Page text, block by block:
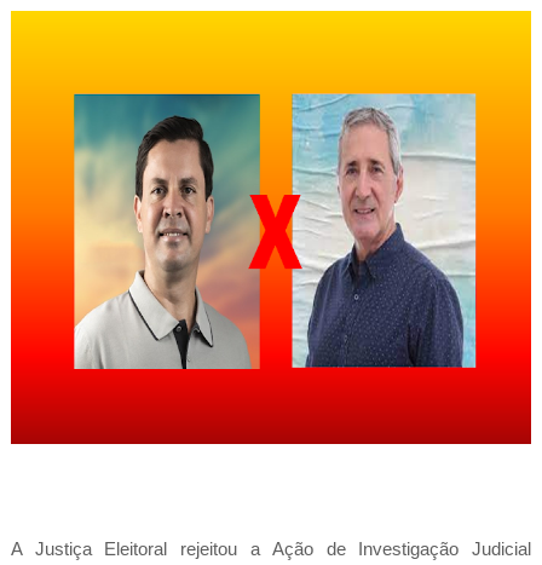
A Justiça Eleitoral rejeitou a Ação de Investigação Judicial